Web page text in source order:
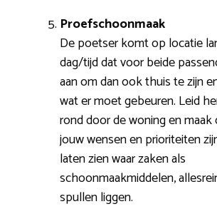
Proefschoonmaak
De poetser komt op locatie
dag/tijd dat voor beide
aan om dan ook thuis te zijn
wat er moet gebeuren. Leid
rond door de woning en maak
jouw wensen en prioriteiten
laten zien waar zaken als
schoonmaakmiddelen,
spullen liggen.